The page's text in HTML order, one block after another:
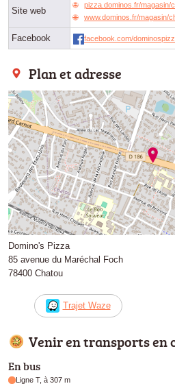
Site web
pizza.dominos.fr/magasin/
www.dominos.fr/magasin/
Facebook facebook.com/
Plan et adresse
Domino's Pizza
85 avenue du Maréchal Foch
78400 Chatou
Trajet Waze
Venir en transports en
En bus
Ligne T, à 307 m